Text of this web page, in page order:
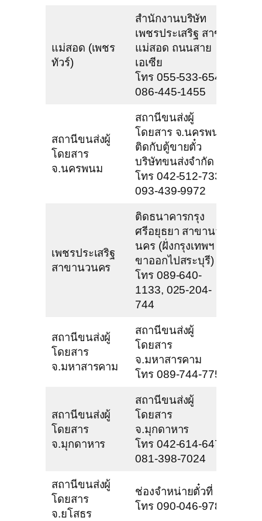
แม่สอด (เพชร
ทัวร์)
สำนักงานบริษัท
เพชรประเสริฐ สาขา
แม่สอด ถนนสาย
เอเซีย
โทร 055-533-654,
086-445-1455
สถานีขนส่งผู้
โดยสาร
จ.นครพนม
สถานีขนส่งผู้
โดยสาร จ.นครพนม
ติดกับตู้ขายตั๋ว
บริษัทขนส่งจำกัด
โทร 042-512-733,
093-439-9972
เพชรประเสริฐ
สาขานวนคร
ติดธนาคารกรุง
ศรีอยุธยา สาขานว
นคร (ฝั่งกรุงเทพฯ
ขาออกไปสระบุรี)
โทร 089-640-
1133, 025-204-
744
สถานีขนส่งผู้
โดยสาร
จ.มหาสารคาม
สถานีขนส่งผู้
โดยสาร
จ.มหาสารคาม
โทร 089-744-7757
สถานีขนส่งผู้
โดยสาร
จ.มุกดาหาร
สถานีขนส่งผู้
โดยสาร
จ.มุกดาหาร
โทร 042-614-647,
081-398-7024
สถานีขนส่งผู้
โดยสาร
จ.ยโสธร
ช่องจำหน่ายตั๋วที่ 2
โทร 090-046-9782